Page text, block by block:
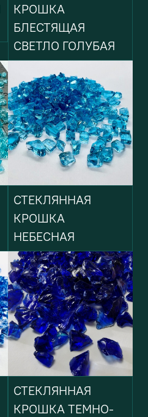
КРОШКА
БЛЕСТЯЩАЯ
СВЕТЛО ГОЛУБАЯ
СТЕКЛЯННАЯ
КРОШКА
НЕБЕСНАЯ
СТЕКЛЯННАЯ
КРОШКА ТЕМНО-